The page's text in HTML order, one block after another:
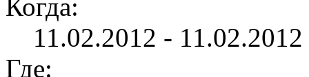
Когда:
11.02.2012 -
Где: